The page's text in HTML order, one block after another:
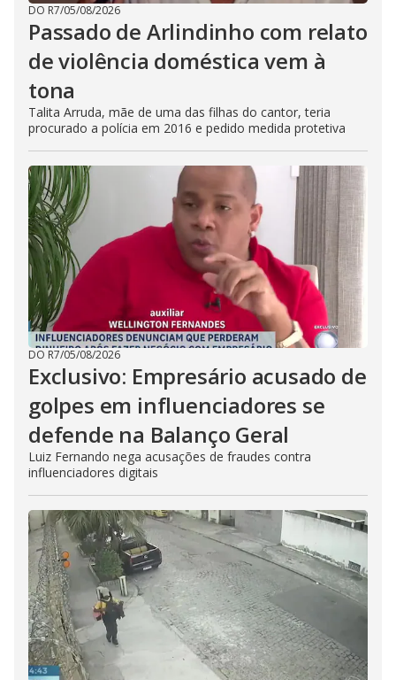
DO R7/05/08/2026
Passado de Arlindinho com relato
de violência doméstica vem à
tona
Talita Arruda, mãe de uma das filhas do cantor, teria
procurado a polícia em 2016 e pedido medida protetiva
DO R7/05/08/2026
Exclusivo: Empresário acusado de
golpes em influenciadores se
defende na Balanço Geral
Luiz Fernando nega acusações de fraudes contra
influenciadores digitais